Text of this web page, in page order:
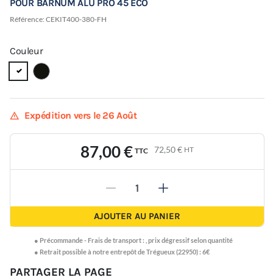
POUR BARNUM ALU PRO 45 ECO
Référence: CEKIT400-380-FH
Couleur
warning Expédition vers le 26 Août
87,00 € TTC 72,50 € HT
- +
AJOUTER AU PANIER
● Précommande -Frais de transport : prix dégressif selon quantité
● Retrait possible à notre entrepôt de Trégueux (22950) : 6€
PARTAGER LA PAGE